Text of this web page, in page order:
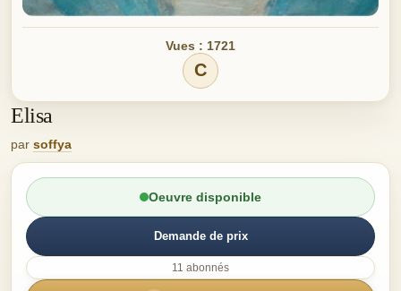
Vues : 1721
C
Elisa
par soffya
Oeuvre disponible
Demande de prix
11 abonnés